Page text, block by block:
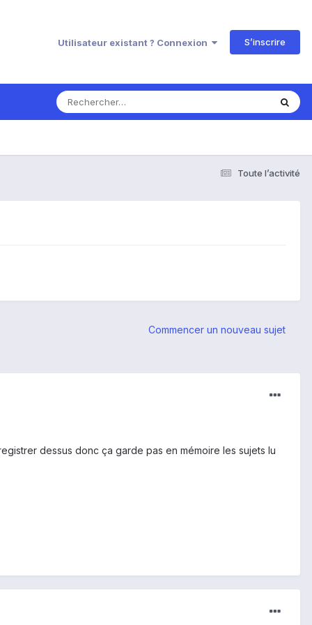
Utilisateur existant ? Connexion S’inscrire
Toute l’activité
Commencer un nouveau sujet
dessus donc ça garde pas en mémoire les sujets lu